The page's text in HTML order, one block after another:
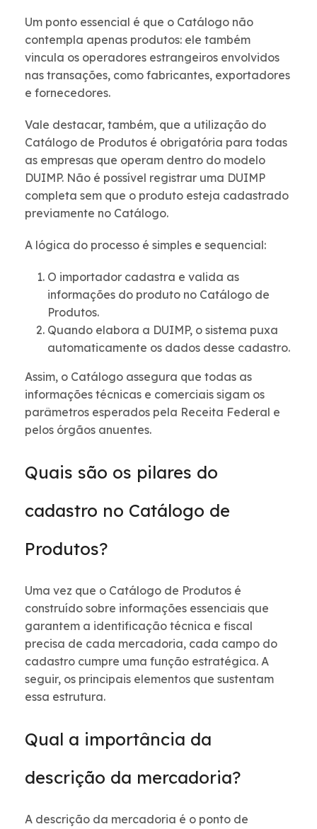
Um ponto essencial é que o Catálogo não
contempla apenas produtos: ele também
vincula os operadores estrangeiros envolvidos
nas transações, como fabricantes, exportadores
e fornecedores.
Vale destacar, também, que a utilização do
Catálogo de Produtos é obrigatória para todas
as empresas que operam dentro do modelo
DUIMP. Não é possível registrar uma DUIMP
completa sem que o produto esteja cadastrado
previamente no Catálogo.
A lógica do processo é simples e sequencial:
O importador cadastra e valida as
informações do produto no Catálogo de
Produtos.
Quando elabora a DUIMP, o sistema puxa
automaticamente os dados desse cadastro.
Assim, o Catálogo assegura que todas as
informações técnicas e comerciais sigam os
parâmetros esperados pela Receita Federal e
pelos órgãos anuentes.
Quais são os pilares do
cadastro no Catálogo de
Produtos?
Uma vez que o Catálogo de Produtos é
construído sobre informações essenciais que
garantem a identificação técnica e fiscal
precisa de cada mercadoria, cada campo do
cadastro cumpre uma função estratégica. A
seguir, os principais elementos que sustentam
essa estrutura.
Qual a importância da
descrição da mercadoria?
A descrição da mercadoria é o ponto de